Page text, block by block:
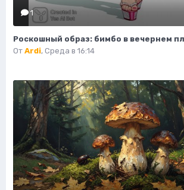
1
От Ardi, Среда в 16:14